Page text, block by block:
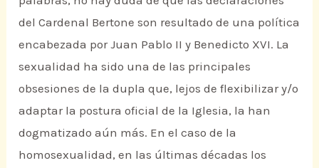
del Cardenal Bertone son resultado de una política
encabezada por Juan Pablo II y Benedicto XVI. La
sexualidad ha sido una de las principales
obsesiones de la dupla que, lejos de flexibilizar y/o
adaptar la postura oficial de la Iglesia, la han
dogmatizado aún más. En el caso de la
homosexualidad, en las últimas décadas los